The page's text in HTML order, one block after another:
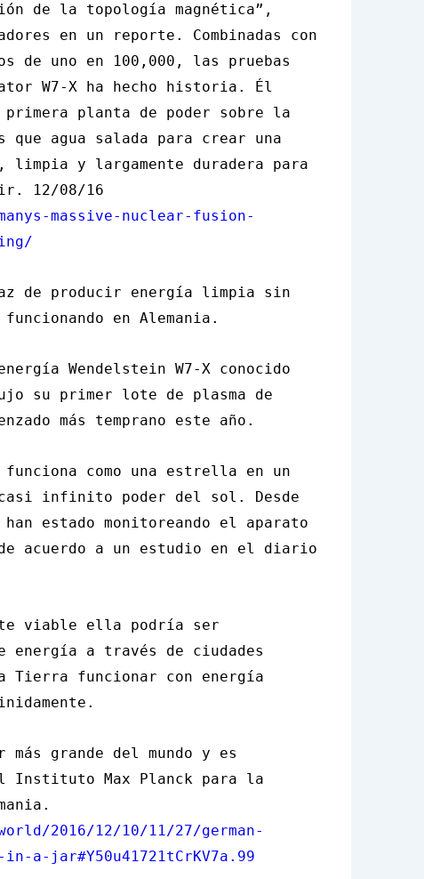
de la topología magnética”,
en un reporte. Combinadas con
de uno en 100,000, las pruebas
W7-X ha hecho historia. Él
planta de poder sobre la
que agua salada para crear una
limpia y largamente duradera para
12/08/16
massive-nuclear-fusion-
de producir energía limpia sin
en Alemania.
Wendelstein W7-X conocido
su primer lote de plasma de
más temprano este año.
como una estrella en un
infinito poder del sol. Desde
estado monitoreando el aparato
acuerdo a un estudio en el diario
viable ella podría ser
energía a través de ciudades
Tierra funcionar con energía
grande del mundo y es
Instituto Max Planck para la
2016/12/10/11/27/german-
jar#Y50u41721tCrKV7a.99